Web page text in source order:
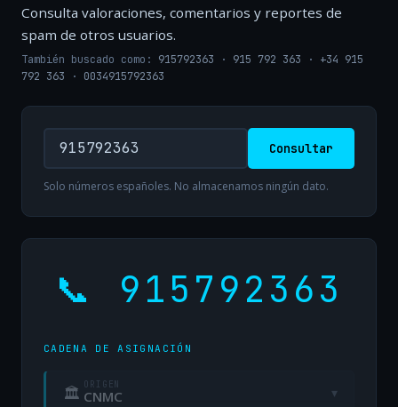
Consulta valoraciones, comentarios y reportes de
spam de otros usuarios.
También buscado como: 915792363 · 915 792 363 · +34 915
792 363 · 0034915792363
Consultar
Solo números españoles. No almacenamos ningún dato.
📞 915792363
CADENA DE ASIGNACIÓN
🏛 ORIGEN
CNMC ▾